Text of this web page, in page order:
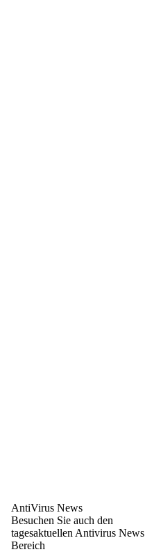
AntiVirus News
Besuchen Sie auch den
tagesaktuellen Antivirus News
Bereich